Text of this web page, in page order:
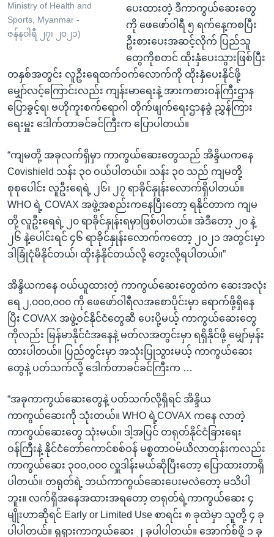
Ministry of Health and
Sports, Myanmar -
ဇန်နဝါရီ ၂၇၊ ၂၀၂၁)
ပေးထားတဲ့ ဒီကာကွယ်ဆေးတွေ
ကို ဖေဖော်ဝါရီ ၅ ရက်နေ့ကစပြီး
ဦးစားပေးအဆင့်လိုက် ပြည်သူ
တွေကိုစတင် ထိုးနှံပေးသွားဖြစ်ပြီး
တနှစ်အတွင်း လူဦးရေထက်ဝက်လောက်ကို ထိုးနှံပေးနိုင်ဖို့
မျှော်လင့်ကြောင်းလည်း ကျန်းမာရေးနဲ့ အားကစားဝန်ကြီးဌာန
ပြောခွင့်ရ၊ ဗဟိုကူးစက်ရောဂါ တိုက်ဖျက်ရေးဌာနခွဲ ညွှန်ကြား
ရေးမှူး ဒေါက်တာခင်ခင်ကြီးက ပြောပါတယ်။
“ကျမတို့ အခုလက်ရှိမှာ ကာကွယ်ဆေးတွေသည် အိန္ဒိယကနေ
Covishield သန်း ၃၀ ဝယ်ပါတယ်။ သန်း ၃၀ သည် ကျမတို့
စုစုပေါင်း လူဦးရေရဲ့ ၂၆၊ ၂၇ ရာခိုင်နှုန်းလောက်ရှိပါတယ်။
WHO ရဲ့ COVAX အဖွဲ့အစည်းကနေပြီးတော့ ရနိုင်တာက ကျမ
တို့ လူဦးရေရဲ့ ၂၀ ရာခိုင်နှုန်းရမှာဖြစ်ပါတယ်။ အဲဒီတော့ ၂၀ နဲ့
၂၆ နဲ့ပေါင်းရင် ၄၆ ရာခိုင်နှုန်းလောက်ကတော့ ၂၀၂၁ အတွင်းမှာ
ဒါခြုံငုံမိနိုင်တယ်၊ ထိုးနှံနိုင်တယ်လို့ တွေးလို့ရပါတယ်။”
အိန္ဒိယကနေ ဝယ်ယူထားတဲ့ ကာကွယ်ဆေးတွေထဲက ဆေးအလုံး
ရေ ၂,၀၀၀,၀၀၀ ကို ဖေဖော်ဝါရီလအစောပိုင်းမှာ ရောက်ဖို့ရှိနေ
ပြီး COVAX အဖွဲ့ဝင်နိုင်ငံတွေဆီ ပေးပို့မယ့် ကာကွယ်ဆေးတွေ
ကိုလည်း မြန်မာနိုင်ငံအနေနဲ့ မတ်လအတွင်းမှာ ရရှိနိုင်ဖို့ မျှော်မှန်း
ထားပါတယ်။ ပြည်တွင်းမှာ အသုံးပြုသွားမယ့် ကာကွယ်ဆေး
တွေနဲ့ ပတ်သက်လို့ ဒေါက်တာခင်ခင်ကြီးက …
“အခုကာကွယ်ဆေးတွေနဲ့ ပတ်သက်လို့ရှိရင် အိန္ဒိယ
ကာကွယ်ဆေးကို သုံးတယ်။ WHO ရဲ့COVAX ကနေ လာတဲ့
ကာကွယ်ဆေးတွေ သုံးမယ်။ ဒါ့အပြင် တရုတ်နိုင်ငံခြားရေး
ဝန်ကြီးနဲ့ နိုင်ငံတော်ကောင်စစ်ဝန် မစ္စတာဝမ်ယိလာတုန်းကလည်း
ကာကွယ်ဆေး ၃၀၀,၀၀၀ လှူဒါန်းမယ်ဆိုပြီးတော့ ပြောထားတာရှိ
ပါတယ်။ တရုတ်ရဲ့ ဘယ်ကာကွယ်ဆေးပေးမလဲတော့ မသိပါ
ဘူး။ လက်ရှိအနေအထားအရတော့ တရုတ်ရဲ့ကာကွယ်ဆေး ၄
မျိုးဟာဆိုရင် Early or Limited Use စာရင်း ၈ ခုထဲမှာ သူတို့ ၄ ခု
ပါပါတယ်။ ရုရှားကာကွယ်ဆေး ၂ ခုပါပါတယ်။ အောက်စ်ဖို့ ၁ ခု